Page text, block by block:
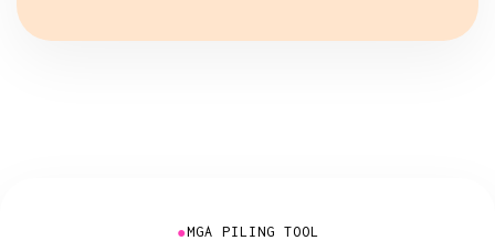
●MGA PILING TOOL